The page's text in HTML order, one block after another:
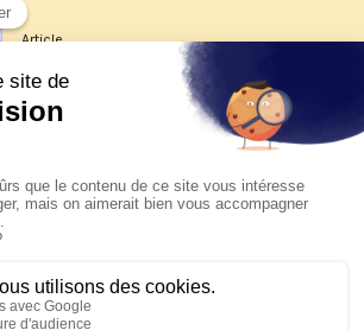
Article
Les reportages d'été 2026 de KTO
La visite pastorale du pape Léon
XIV à Assise à suivre sur KTO le
jeudi 6 août
Le pape en Uruguay, Argentine et
Pérou du 6 au 17 novembre 2026